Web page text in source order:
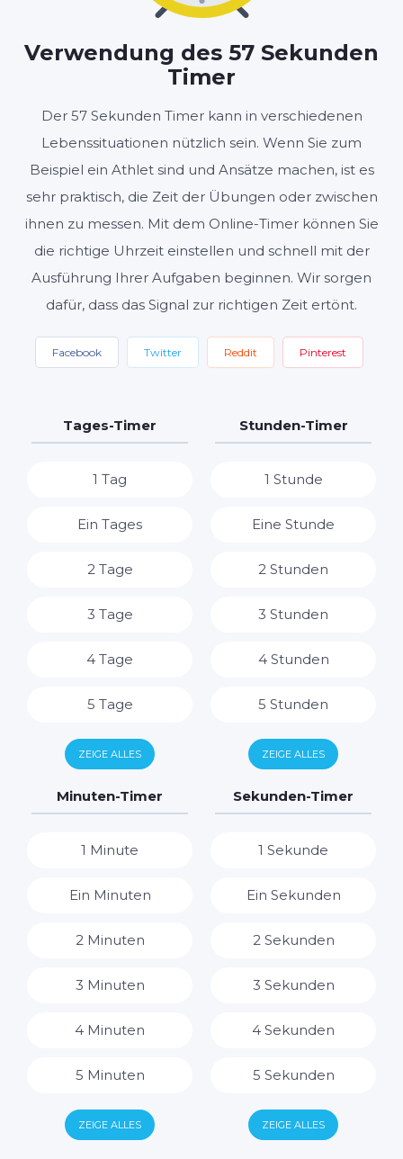
Verwendung des 57 Sekunden
Timer
Der 57 Sekunden Timer kann in verschiedenen
Lebenssituationen nützlich sein. Wenn Sie zum
Beispiel ein Athlet sind und Ansätze machen, ist es
sehr praktisch, die Zeit der Übungen oder zwischen
ihnen zu messen. Mit dem Online-Timer können Sie
die richtige Uhrzeit einstellen und schnell mit der
Ausführung Ihrer Aufgaben beginnen. Wir sorgen
dafür, dass das Signal zur richtigen Zeit ertönt.
Facebook Twitter Reddit Pinterest
Tages-Timer
1 Tag
Ein Tages
2 Tage
3 Tage
4 Tage
5 Tage
6 Tage
7 Tage
ZEIGE ALLES
Stunden-Timer
1 Stunde
Eine Stunde
2 Stunden
3 Stunden
4 Stunden
5 Stunden
6 Stunden
7 Stunden
14 Stunden
ZEIGE ALLES
Minuten-Timer
1 Minute
Ein Minuten
2 Minuten
3 Minuten
4 Minuten
5 Minuten
6 Minuten
ZEIGE ALLES
Sekunden-Timer
1 Sekunde
Ein Sekunden
2 Sekunden
3 Sekunden
4 Sekunden
5 Sekunden
6 Sekunden
ZEIGE ALLES
Zurücksetzen